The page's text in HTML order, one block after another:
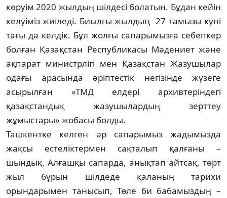
көруім 2020 жылдың шілдесі болатын. Бұдан кейін
келуіміз жиіледі. Биылғы жылдың 27 тамызы күні
тағы да келдік. Бұл жолғы сапарымызға себепкер
болған Қазақстан Республикасы Мәдениет және
ақпарат министрлігі мен Қазақстан Жазушылар
одағы арасында әріптестік негізінде жүзеге
асырылған «ТМД елдері архивтеріндегі
қазақстандық жазушылардың зерттеу
жұмыстары» жобасы болды.
Ташкентке келген әр сапарымыз жадымызда
жақсы естеліктермен сақталып қалғаны –
шындық. Алғашқы сапарда, анықтап айтсақ, төрт
жыл бұрын шілдеде қаланың тарихи
орындарымен танысып, Төле би баба­мыздың –